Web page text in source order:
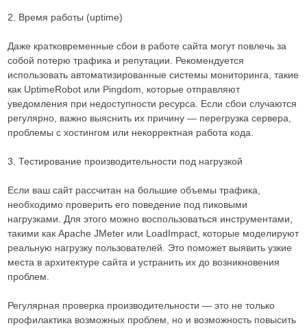
2. Время работы (uptime)
Даже кратковременные сбои в работе сайта могут повлечь за
собой потерю трафика и репутации. Рекомендуется
использовать автоматизированные системы мониторинга, такие
как UptimeRobot или Pingdom, которые отправляют
уведомления при недоступности ресурса. Если сбои случаются
регулярно, важно выяснить их причину — перегрузка сервера,
проблемы с хостингом или некорректная работа кода.
3. Тестирование производительности под нагрузкой
Если ваш сайт рассчитан на большие объемы трафика,
необходимо проверить его поведение под пиковыми
нагрузками. Для этого можно воспользоваться инструментами,
такими как Apache JMeter или LoadImpact, которые моделируют
реальную нагрузку пользователей. Это поможет выявить узкие
места в архитектуре сайта и устранить их до возникновения
проблем.
Регулярная проверка производительности — это не только
профилактика возможных проблем, но и возможность повысить